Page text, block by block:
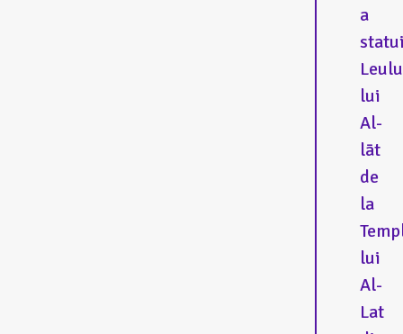
a
lui
Al-
lāt
de
la
lui
Al-
Lat